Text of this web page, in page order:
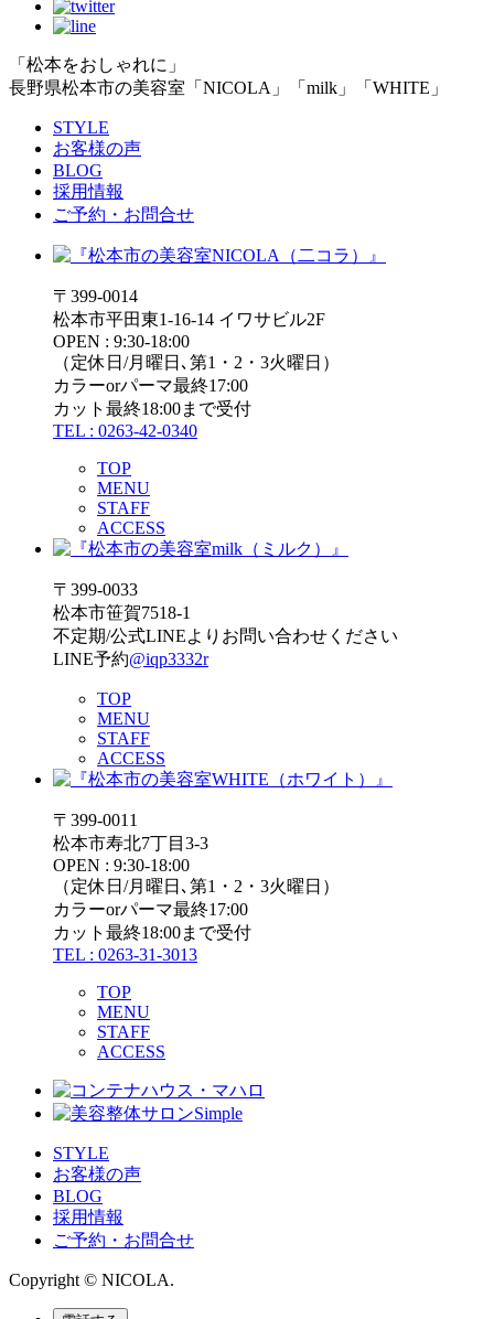
「松本をおしゃれに」
長野県松本市の美容室「NICOLA」「milk」「WHITE」
STYLE
お客様の声
BLOG
採用情報
ご予約・お問合せ
〒399-0014
松本市平田東1-16-14 イワサビル2F
OPEN : 9:30-18:00
（定休日/月曜日､第1・2・3火曜日）
カラーorパーマ最終17:00
カット最終18:00まで受付
TEL : 0263-42-0340
TOP
MENU
STAFF
ACCESS
〒399-0033
松本市笹賀7518-1
不定期/公式LINEよりお問い合わせください
LINE予約@iqp3332r
TOP
MENU
STAFF
ACCESS
〒399-0011
松本市寿北7丁目3-3
OPEN : 9:30-18:00
（定休日/月曜日､第1・2・3火曜日）
カラーorパーマ最終17:00
カット最終18:00まで受付
TEL : 0263-31-3013
TOP
MENU
STAFF
ACCESS
STYLE
お客様の声
BLOG
採用情報
ご予約・お問合せ
Copyright © NICOLA.